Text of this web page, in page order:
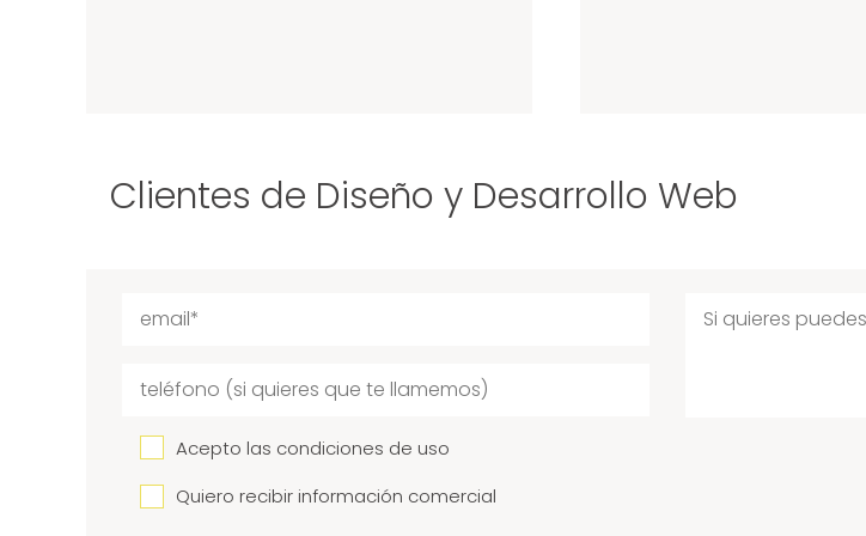
Clientes de Diseño y Desarrollo Web
Acepto las condiciones de uso
Quiero recibir información comercial